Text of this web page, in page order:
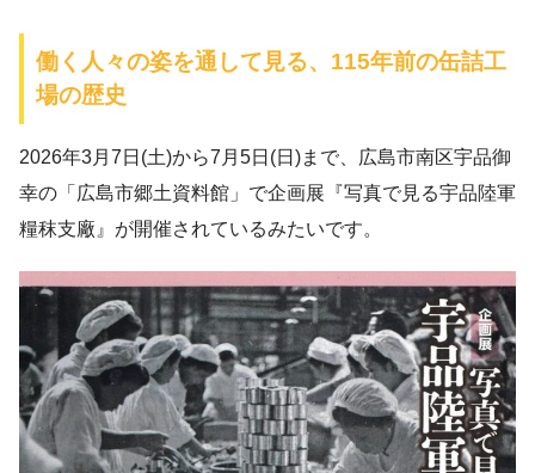
働く人々の姿を通して見る、115年前の缶詰工
場の歴史
2026年3月7日(土)から7月5日(日)まで、広島市南区宇品御
幸の「広島市郷土資料館」で企画展『写真で見る宇品陸軍
糧秣支廠』が開催されているみたいです。